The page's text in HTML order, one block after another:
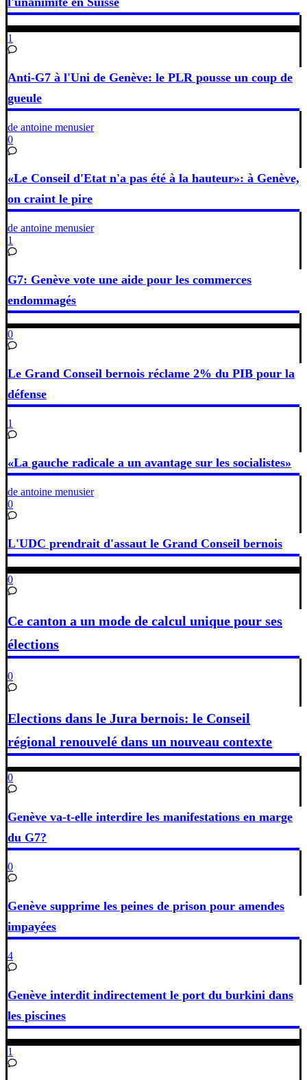
1
Anti-G7 à l'Uni de Genève: le PLR pousse un coup de
gueule
de antoine menusier
0
«Le Conseil d'Etat n'a pas été à la hauteur»: à Genève,
on craint le pire
de antoine menusier
1
G7: Genève vote une aide pour les commerces
endommagés
0
Le Grand Conseil bernois réclame 2% du PIB pour la
défense
1
«La gauche radicale a un avantage sur les socialistes»
de antoine menusier
0
L'UDC prendrait d'assaut le Grand Conseil bernois
0
Ce canton a un mode de calcul unique pour ses
élections
0
Elections dans le Jura bernois: le Conseil
régional renouvelé dans un nouveau contexte
0
Genève va-t-elle interdire les manifestations en marge
du G7?
0
Genève supprime les peines de prison pour amendes
impayées
4
Genève interdit indirectement le port du burkini dans
les piscines
1